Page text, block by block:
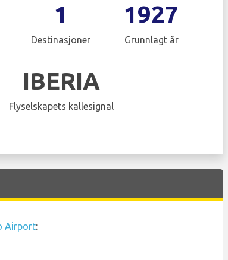
1
Destinasjoner
1927
Grunnlagt år
IBERIA
Flyselskapets kallesignal
Airport: